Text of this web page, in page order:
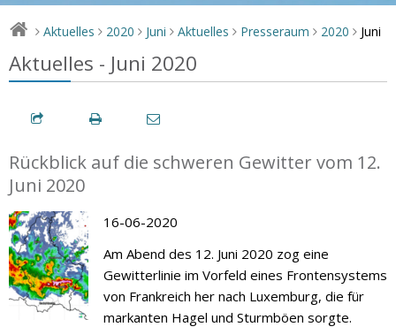
> Aktuelles > 2020 > Juni > Aktuelles > Presseraum > 2020 > Juni
Aktuelles - Juni 2020
Rückblick auf die schweren Gewitter vom 12.
Juni 2020
16-06-2020
Am Abend des 12. Juni 2020 zog eine
Gewitterlinie im Vorfeld eines Frontensystems
von Frankreich her nach Luxemburg, die für
markanten Hagel und Sturmböen sorgte.